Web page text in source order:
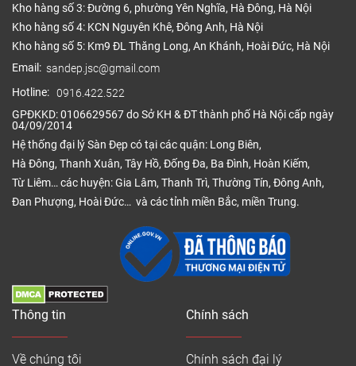
Kho hàng số 3: Đường 6, phường Yên Nghĩa, Hà Đông, Hà Nội
Kho hàng số 4: KCN Nguyên Khê, Đông Anh, Hà Nội
Kho hàng số 5: Km9 ĐL Thăng Long, An Khánh, Hoài Đức, Hà Nội
Email: sandep.jsc@gmail.com
Hotline: 0916.422.522
GPĐKKD: 0106629567 do Sở KH & ĐT thành phố Hà Nội cấp ngày
04/09/2014
Hệ thống đại lý Sàn Đẹp có tại các quận: Long Biên,
Hà Đông, Thanh Xuân, Tây Hồ, Đống Đa, Ba Đình, Hoàn Kiếm,
Từ Liêm… các huyện: Gia Lâm, Thanh Trì, Thường Tín, Đông Anh,
Đan Phượng, Hoài Đức… và các tỉnh miền Bắc, miền Trung.
Thông tin
Về chúng tôi
Chính sách
Chính sách đại lý